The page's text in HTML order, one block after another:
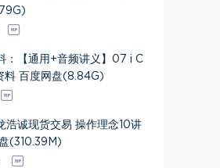
：【通用+音频讲义】07 i C
料 百度网盘(8.84G)
浩诚现货交易 操作理念10讲
(310.39M)